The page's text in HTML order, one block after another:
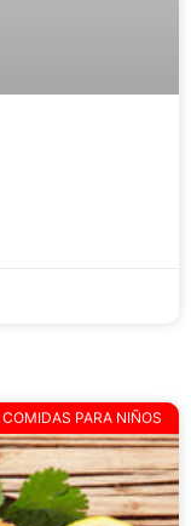
COMIDAS PARA NIÑOS